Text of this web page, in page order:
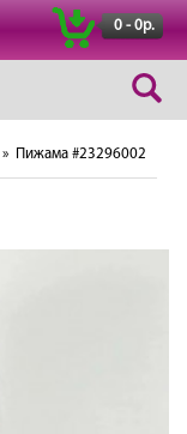
0 - 0р.
» Пижама #23296002